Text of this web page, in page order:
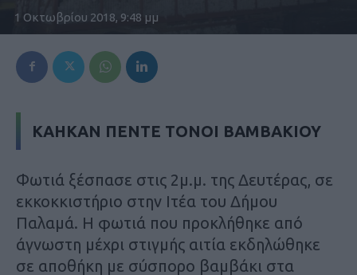
1 Οκτωβρίου 2018, 9:48 μμ
ΚΑΗΚΑΝ ΠΕΝΤΕ ΤΟΝΟΙ ΒΑΜΒΑΚΙΟΥ
Φωτιά ξέσπασε στις 2μ.μ. της Δευτέρας, σε
εκκοκκιστήριο στην Ιτέα του Δήμου
Παλαμά. Η φωτιά που προκλήθηκε από
άγνωστη μέχρι στιγμής αιτία εκδηλώθηκε
σε αποθήκη με σύσπορο βαμβάκι στα